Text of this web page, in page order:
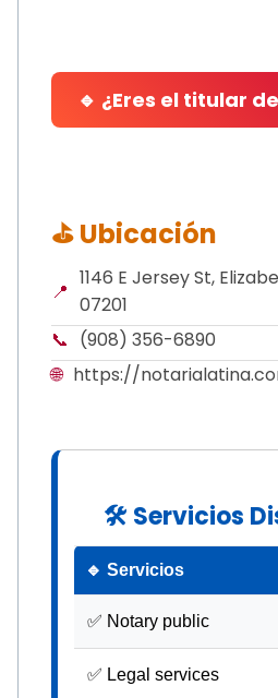
🔹 ¿Eres el titular
⛳ Ubicación
📍
1146 E Jersey St,
07201
📞 (908) 356-6890
🌐 https://
🛠 Servicios
🔹 Servicios
✅ Notary public
✅ Legal services